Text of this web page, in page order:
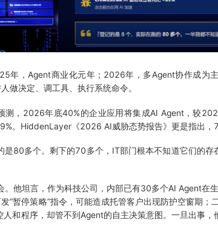
，Agent商业化元年；2026年，多Agent协作成为
做决定、调工具、执行系统命令。
，2026年底40%的企业应用将集成AI Agent，较
。HiddenLayer《2026 AI威胁态势报告》更是指出，
80多个。剩下的70多个，IT部门根本不知道它们的
他坦言，作为科技公司，内部已有30多个AI Agent在
“暂停策略”指令，可能造成托管客户出现防护空窗期
和程序，却管不到Agent的自主决策意图。一旦出事